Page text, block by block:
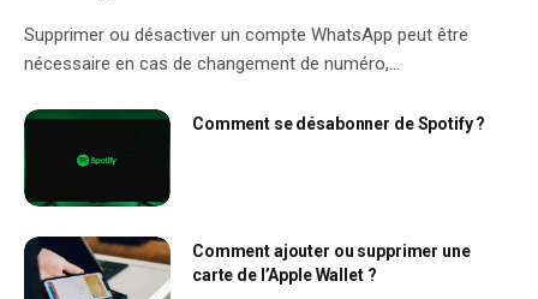
Supprimer ou désactiver un compte WhatsApp peut être
nécessaire en cas de changement de numéro,…
Comment se désabonner de Spotify ?
Comment ajouter ou supprimer une
carte de l’Apple Wallet ?